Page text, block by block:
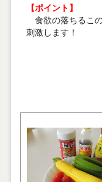
【ポイント】
食欲の落ちるこの
刺激します！